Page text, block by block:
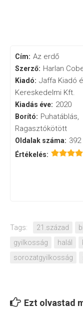
Cím: Az erdő
Szerző: Harlan
Kiadó: Jaffa Kiadó
Kereskedelmi Kft.
Kiadás éve: 2020
Borító: Puhatáblás,
Ragasztókötött
Oldalak száma: 392
Értékelés:
Tags: 21.század
gyilkosság
halál
sorozatgyilkosság
Ezt olvastad